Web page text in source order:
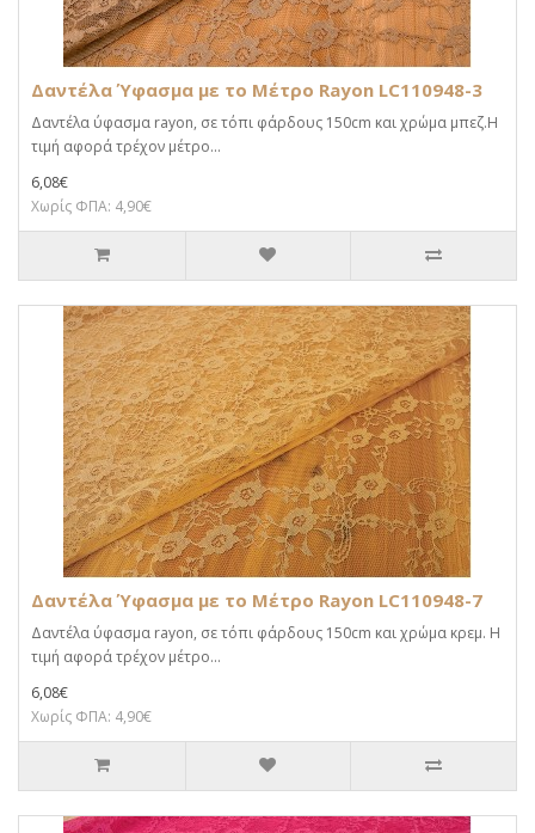
Δαντέλα Ύφασμα με το Μέτρο Rayon LC110948-3
Δαντέλα ύφασμα rayon, σε τόπι φάρδους 150cm και χρώμα μπεζ.Η
τιμή αφορά τρέχον μέτρο...
6,08€
Χωρίς ΦΠΑ: 4,90€
Δαντέλα Ύφασμα με το Μέτρο Rayon LC110948-7
Δαντέλα ύφασμα rayon, σε τόπι φάρδους 150cm και χρώμα κρεμ. Η
τιμή αφορά τρέχον μέτρο...
6,08€
Χωρίς ΦΠΑ: 4,90€